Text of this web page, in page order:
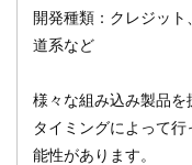
開発種類：クレジッ
道系など
様々な組み込み製品を
タイミングによって
能性があります。